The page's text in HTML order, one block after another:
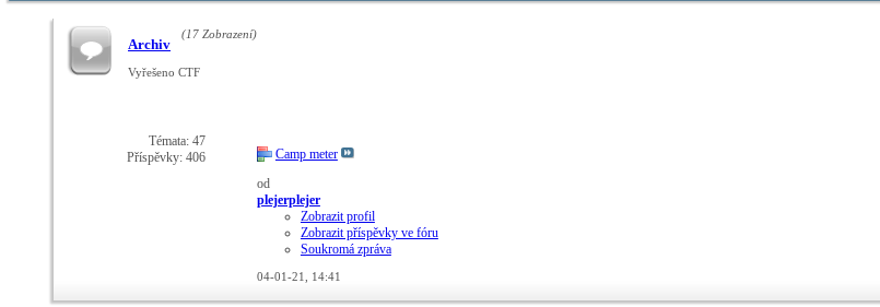
Archiv
(17 Zobrazení)
Vyřešeno CTF
Témata: 47
Příspěvky: 406
Camp meter
od
plejerplejer
Zobrazit profil
Zobrazit příspěvky ve fóru
Soukromá zpráva
04-01-21, 14:41